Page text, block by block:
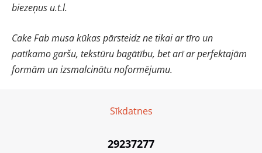
biezeņus u.t.l.
Cake Fab musa kūkas pārsteidz ne tikai ar tīro un
patīkamo garšu, tekstūru bagātību, bet arī ar perfektajām
formām un izsmalcinātu noformējumu.
Sīkdatnes
29237277